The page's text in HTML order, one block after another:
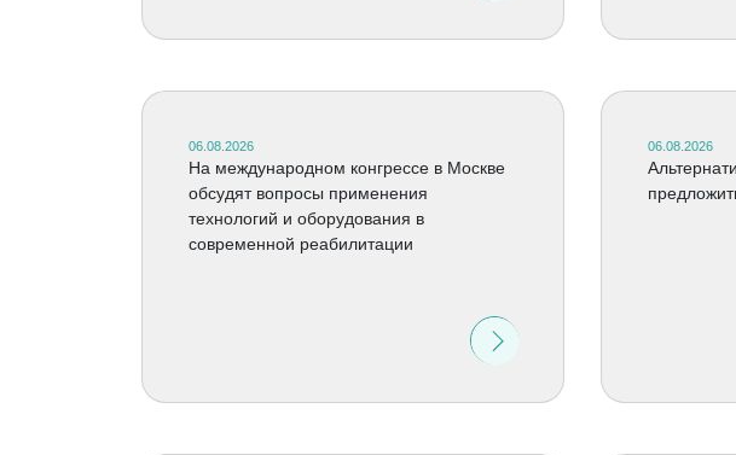
06.08.2026
На международном конгрессе в Москве
обсудят вопросы применения
технологий и оборудования в
современной реабилитации
06.08.2026